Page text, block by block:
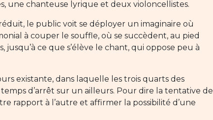
une chanteuse lyrique et deux violoncellistes.
le public voit se déployer un imaginaire où
à couper le souffle, où se succèdent, au pied
ce que s’élève le chant, qui oppose peu à
existante, dans laquelle les trois quarts des
d’arrêt sur un ailleurs. Pour dire la tentative de
rapport à l’autre et affirmer la possibilité d’une